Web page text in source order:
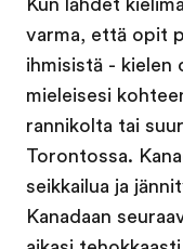
varma, että opit
ihmisistä - kielen
mieleisesi
rannikolta tai
Torontossa.
seikkailua ja
Kanadaan